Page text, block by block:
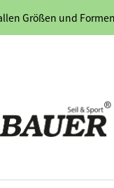
Größen und